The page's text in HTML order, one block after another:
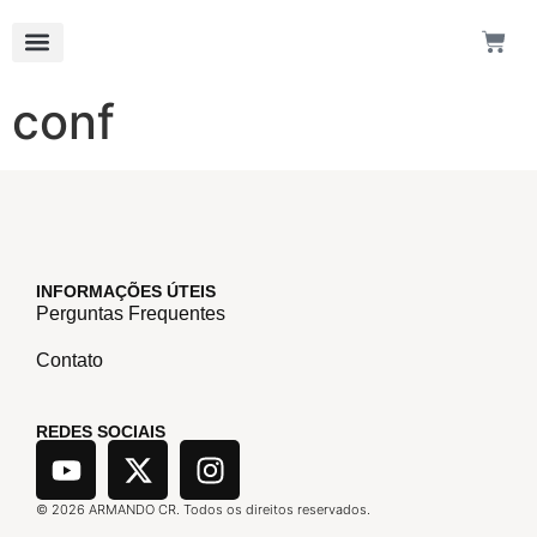
conf
INFORMAÇÕES ÚTEIS
Perguntas Frequentes
Contato
REDES SOCIAIS
© 2026 ARMANDO CR. Todos os direitos reservados.